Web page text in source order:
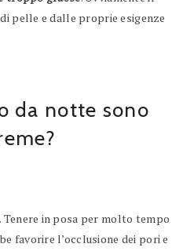
pelle e dalle proprie esigenze
da notte sono
Tenere in posa per molto tempo
favorire l’occlusione dei pori e